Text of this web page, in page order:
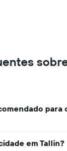
para
em Tallin?